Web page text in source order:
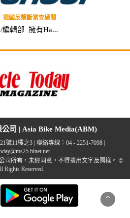
國反壟斷審查過關
編輯部 擁有Ha...
司 | Asia Bike Media(ABM)
號11樓之3 | 聯絡專線：04 - 2251-7098 |
司所有，未經同意，不得擅用文字及圖樣。 ©
Rights Reserved.